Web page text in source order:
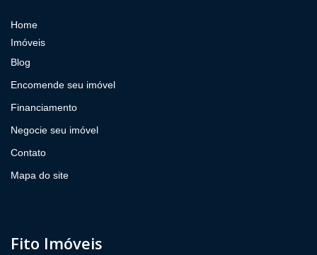
Home
Imóveis
Blog
Encomende seu imóvel
Financiamento
Negocie seu imóvel
Contato
Mapa do site
Fito Imóveis